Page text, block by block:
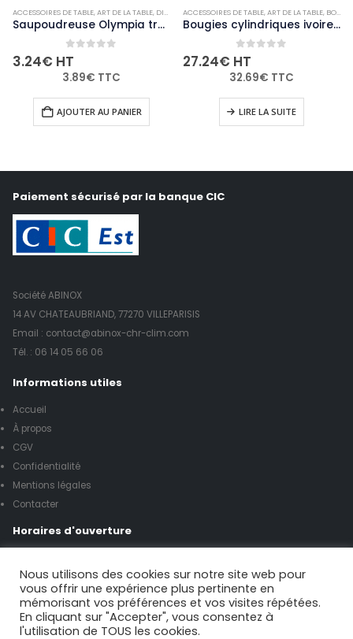
,NON-PALETTISABLE
ACCESSOIRES DE TABLE,ART DE LA TABLE, DIVERS ,NON-PALETTISABLE
Saupoudreuse Olympia trou latéral avec clapet
0out of 5
3.24€ HT
3.89€ TTC
AJOUTER AU PANIER
ACCESSOIRES DE TABLE,ART DE LA TABLE, BOUGIES ET PHOTOPHORES
Bougies cylindriques ivoire Bolsius 80mm (lot de 12)
0out of 5
27.24€ HT
32.69€ TTC
LIRE LA SUITE
Paiement sécurisé par la banque CIC
Société ABINOX
14 AV CHATEAUBRIAND, 77270 VILLEPARISIS
Email : contact@abinox-chr-clim.com
Tél. : 06 14 05 66 06
Informations utiles
Accueil
À propos
CGV
Confidentialité
Mentions légales
Contacter
Horaires d'ouverture
Samedi de 9h00 à 12h00
Nous utilisons des cookies sur notre site web pour
vous offrir une expérience plus pertinente en
mémorisant vos préférences et vos visites répétées.
En cliquant sur "Accepter", vous consentez à
l'utilisation de TOUS les cookies.